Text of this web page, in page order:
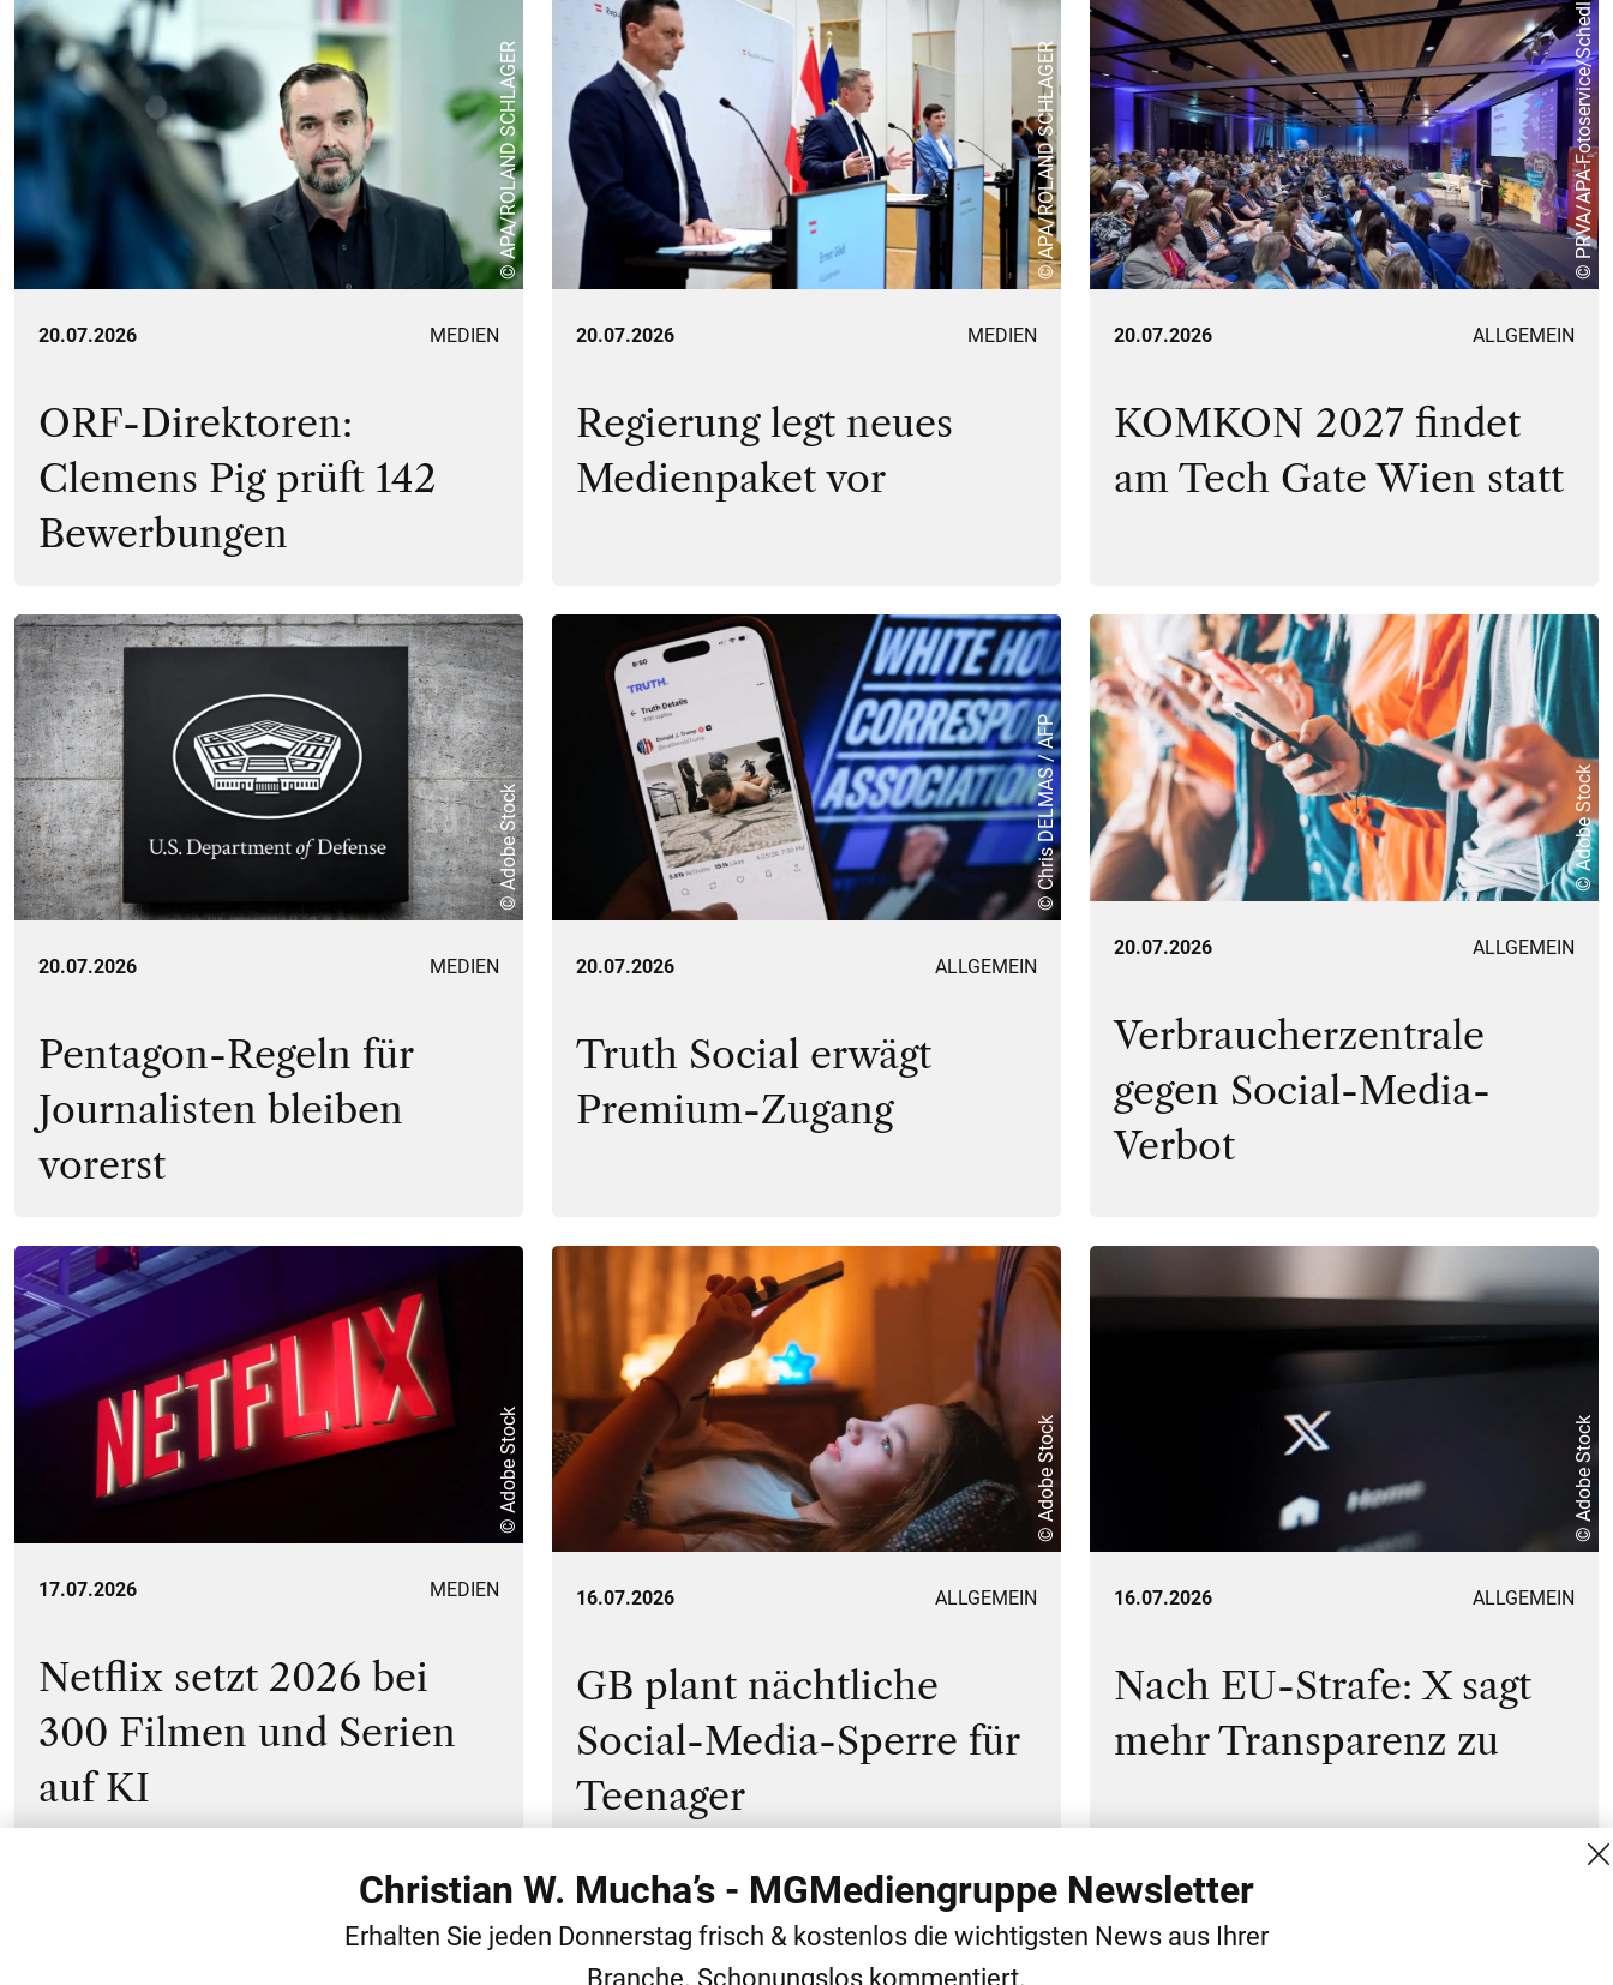
© APA/ROLAND SCHLAGER
20.07.2026 MEDIEN
ORF-Direktoren:
Clemens Pig prüft 142
Bewerbungen
© APA/ROLAND SCHLAGER
20.07.2026 MEDIEN
Regierung legt neues
Medienpaket vor
© PRVA/APA-Fotoservice/Schedl
20.07.2026 ALLGEMEIN
KOMKON 2027 findet
am Tech Gate Wien statt
© Adobe Stock
20.07.2026 MEDIEN
Pentagon-Regeln für
Journalisten bleiben
vorerst
© Chris DELMAS / AFP
20.07.2026 ALLGEMEIN
Truth Social erwägt
Premium-Zugang
© Adobe Stock
20.07.2026 ALLGEMEIN
Verbraucherzentrale
gegen Social-Media-
Verbot
© Adobe Stock
17.07.2026 MEDIEN
Netflix setzt 2026 bei
300 Filmen und Serien
auf KI
© Adobe Stock
16.07.2026 ALLGEMEIN
GB plant nächtliche
Social-Media-Sperre für
Teenager
© Adobe Stock
16.07.2026 ALLGEMEIN
Nach EU-Strafe: X sagt
mehr Transparenz zu
…
13
Christian W. Mucha’s - MGMediengruppe Newsletter
Erhalten Sie jeden Donnerstag frisch & kostenlos die wichtigsten News aus Ihrer
Branche. Schonungslos kommentiert.